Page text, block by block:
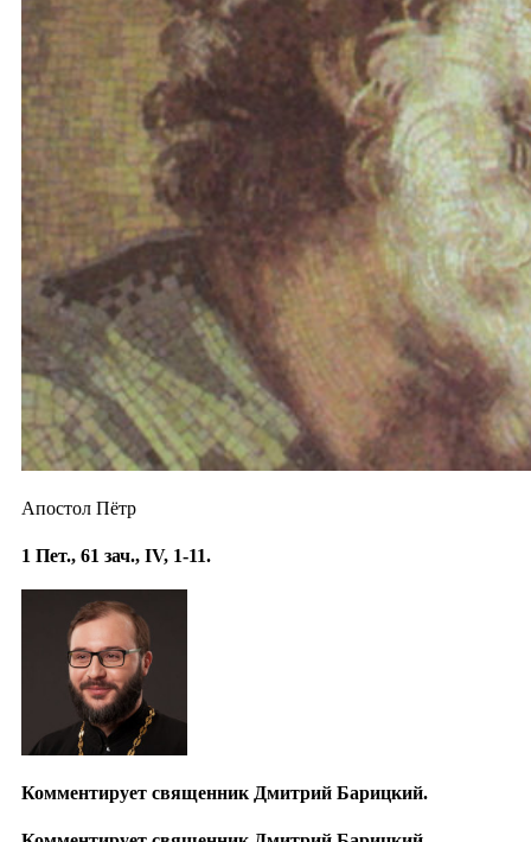
Апостол Пётр
1 Пет., 61 зач., IV, 1-11.
Комментирует священник Дмитрий Барицкий.